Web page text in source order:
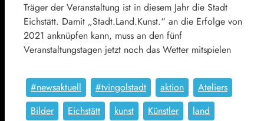
Träger der Veranstaltung ist in diesem Jahr die Stadt
Eichstätt. Damit „Stadt.Land.Kunst.“ an die Erfolge von
2021 anknüpfen kann, muss an den fünf
Veranstaltungstagen jetzt noch das Wetter mitspielen
#newsaktuell #tvingolstadt aktion
Ateliers
Bilder
Eichstätt kunst Künstler
land